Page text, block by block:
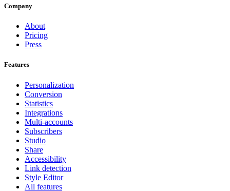
Company
About
Pricing
Press
Features
Personalization
Conversion
Statistics
Integrations
Multi-accounts
Subscribers
Studio
Share
Accessibility
Link detection
Style Editor
All features